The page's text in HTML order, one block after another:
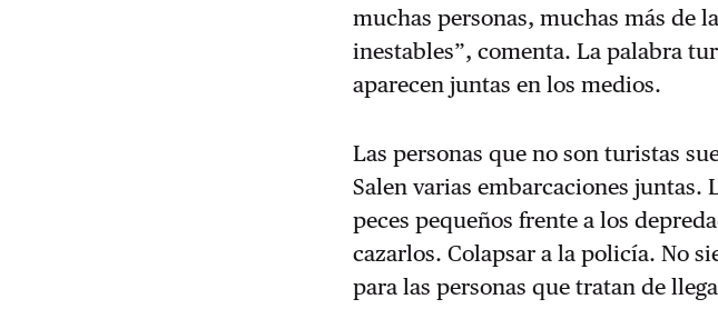
muchas personas, muchas más de
inestables”, comenta. La palabra
aparecen juntas en los medios.
Las personas que no son turistas
Salen varias embarcaciones juntas.
peces pequeños frente a los
cazarlos. Colapsar a la policía. No
para las personas que tratan de